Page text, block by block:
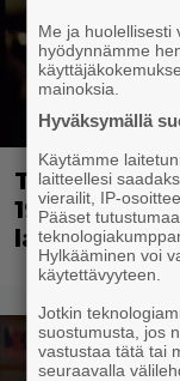
Tänään
1999 –
laadun
Me ja
hyödynnämme
mainoksia.
Hyväksymällä
Käytämme
laitteellesi
vierailit, IP-
Pääset
Hylkääminen voi
käytettävyyteen.
Jotkin
suostumusta, jos
vastustaa tätä tai
seuraavalla